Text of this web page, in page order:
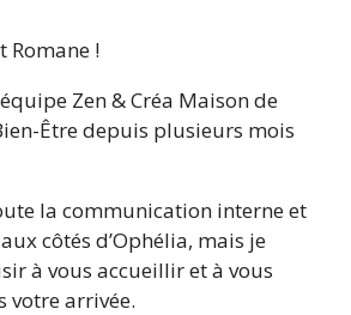
Romane !
Zen & Créa Maison de
Être depuis plusieurs mois
la communication interne et
côtés d’Ophélia, mais je
à vous accueillir et à vous
votre arrivée.